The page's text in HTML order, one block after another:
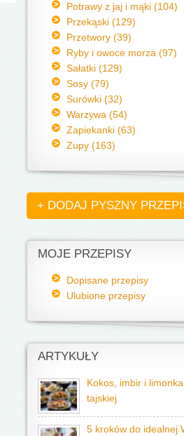
Potrawy z jaj i mąki (104)
Przekąski (129)
Przetwory (39)
Ryby i owoce morza (97)
Sałatki (129)
Sosy (79)
Surówki (32)
Warzywa (54)
Zapiekanki (63)
Zupy (163)
+ DODAJ PYSZNY
MOJE PRZEPISY
Dopisane przepisy
Ulubione przepisy
ARTYKUŁY
Kokos, imbir i
tajskiej
5 kroków do idealnej